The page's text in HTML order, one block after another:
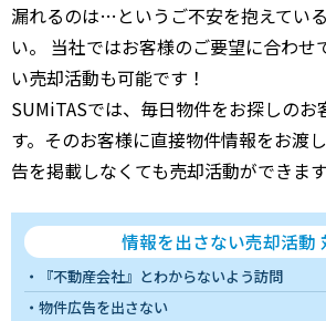
漏れるのは…というご不安を抱えてい
い。 当社ではお客様のご要望に合わせ
い売却活動も可能です！
SUMiTASでは、毎日物件をお探しのお
す。そのお客様に直接物件情報をお渡
告を掲載しなくても売却活動ができます
情報を出さない売却活動
『不動産会社』とわからないよう訪問
物件広告を出さない